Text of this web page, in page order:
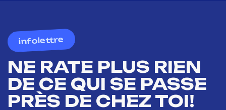
infolettre
NE RATE PLUS RIEN
DE CE QUI SE PASSE
PRÈS DE CHEZ TOI!